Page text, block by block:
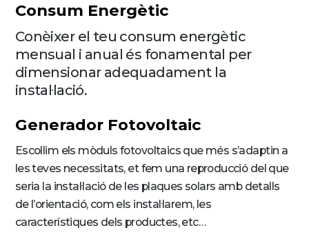
Consum Energètic
Conèixer el teu consum energètic
mensual i anual és fonamental per
dimensionar adequadament la
instal·lació.
Generador Fotovoltaic
Escollim els mòduls fotovoltaics que més s’adaptin a
les teves necessitats, et fem una reproducció del que
seria la instal·lació de les plaques solars amb detalls
de l’orientació, com els instal·larem, les
característiques dels productes, etc…